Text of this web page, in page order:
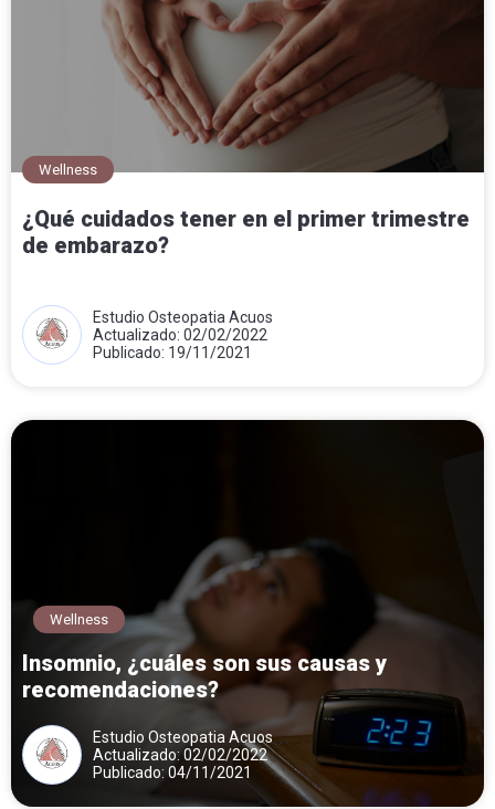
Wellness
¿Qué cuidados tener en el primer trimestre
de embarazo?
Estudio Osteopatia Acuos
Actualizado: 02/02/2022
Publicado: 19/11/2021
Wellness
Insomnio, ¿cuáles son sus causas y
recomendaciones?
Estudio Osteopatia Acuos
Actualizado: 02/02/2022
Publicado: 04/11/2021